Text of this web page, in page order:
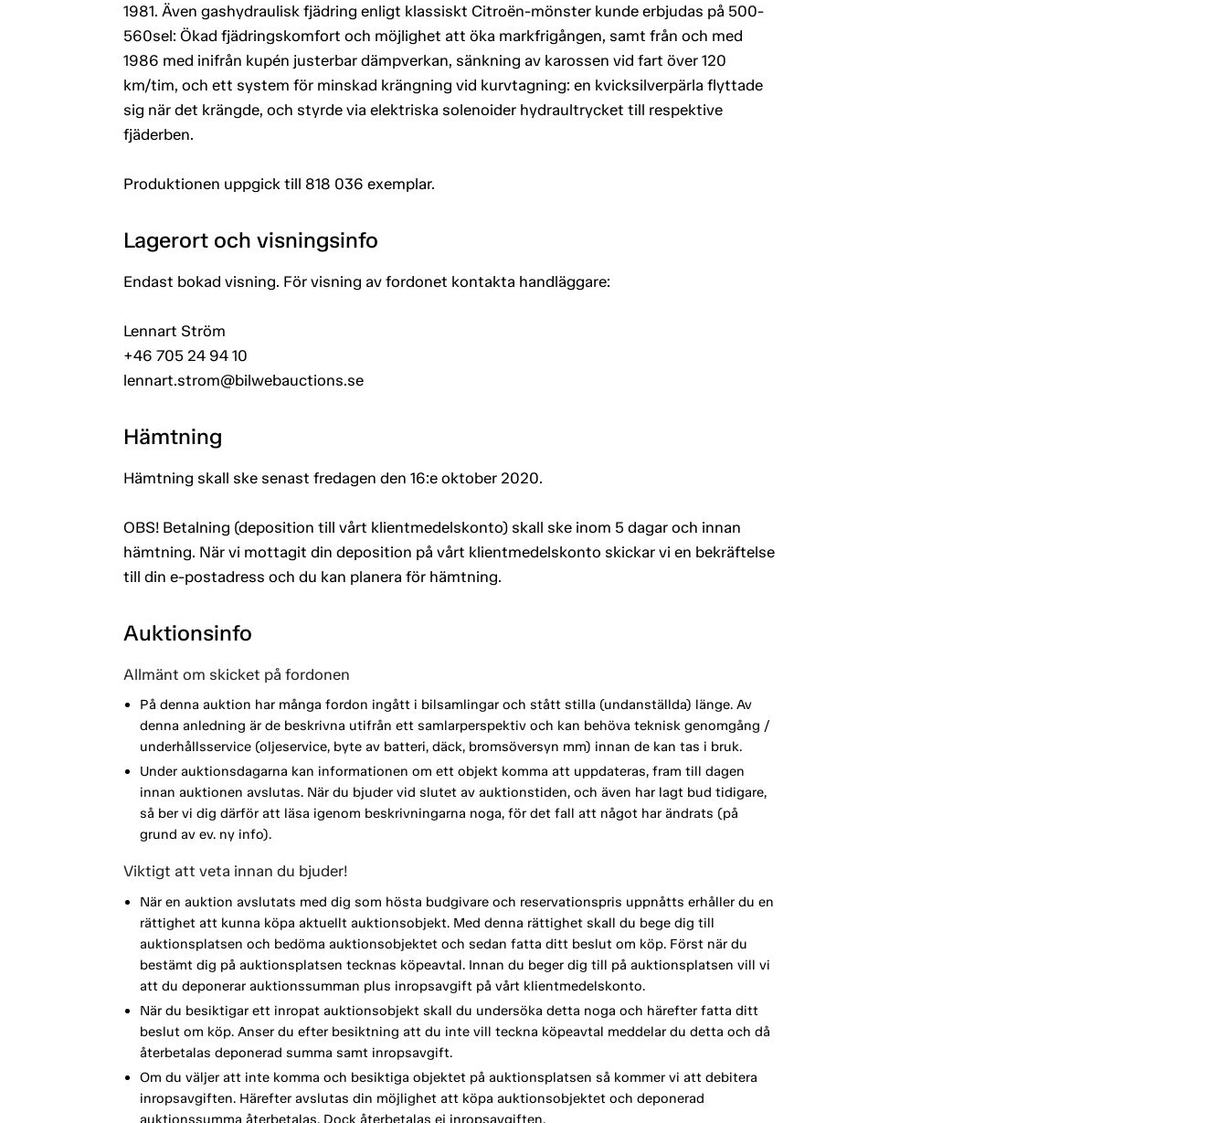
1981. Även gashydraulisk fjädring enligt klassiskt Citroën-mönster kunde erbjudas på 500-
560sel: Ökad fjädringskomfort och möjlighet att öka markfrigången, samt från och med
1986 med inifrån kupén justerbar dämpverkan, sänkning av karossen vid fart över 120
km/tim, och ett system för minskad krängning vid kurvtagning: en kvicksilverpärla flyttade
sig när det krängde, och styrde via elektriska solenoider hydraultrycket till respektive
fjäderben.
Produktionen uppgick till 818 036 exemplar.
Lagerort och visningsinfo
Endast bokad visning. För visning av fordonet kontakta handläggare:
Lennart Ström
+46 705 24 94 10
lennart.strom@bilwebauctions.se
Hämtning
Hämtning skall ske senast fredagen den 16:e oktober 2020.
OBS! Betalning (deposition till vårt klientmedelskonto) skall ske inom 5 dagar och innan
hämtning. När vi mottagit din deposition på vårt klientmedelskonto skickar vi en bekräftelse
till din e-postadress och du kan planera för hämtning.
Auktionsinfo
Allmänt om skicket på fordonen
På denna auktion har många fordon ingått i bilsamlingar och stått stilla (undanställda) länge. Av
denna anledning är de beskrivna utifrån ett samlarperspektiv och kan behöva teknisk genomgång /
underhållsservice (oljeservice, byte av batteri, däck, bromsöversyn mm) innan de kan tas i bruk.
Under auktionsdagarna kan informationen om ett objekt komma att uppdateras, fram till dagen
innan auktionen avslutas. När du bjuder vid slutet av auktionstiden, och även har lagt bud tidigare,
så ber vi dig därför att läsa igenom beskrivningarna noga, för det fall att något har ändrats (på
grund av ev. ny info).
Viktigt att veta innan du bjuder!
När en auktion avslutats med dig som hösta budgivare och reservationspris uppnåtts erhåller du en
rättighet att kunna köpa aktuellt auktionsobjekt. Med denna rättighet skall du bege dig till
auktionsplatsen och bedöma auktionsobjektet och sedan fatta ditt beslut om köp. Först när du
bestämt dig på auktionsplatsen tecknas köpeavtal. Innan du beger dig till på auktionsplatsen vill vi
att du deponerar auktionssumman plus inropsavgift på vårt klientmedelskonto.
När du besiktigar ett inropat auktionsobjekt skall du undersöka detta noga och härefter fatta ditt
beslut om köp. Anser du efter besiktning att du inte vill teckna köpeavtal meddelar du detta och då
återbetalas deponerad summa samt inropsavgift.
Om du väljer att inte komma och besiktiga objektet på auktionsplatsen så kommer vi att debitera
inropsavgiften. Härefter avslutas din möjlighet att köpa auktionsobjektet och deponerad
auktionssumma återbetalas. Dock återbetalas ej inropsavgiften.